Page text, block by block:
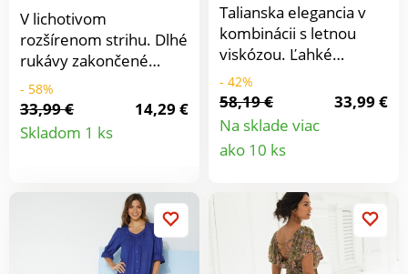
V lichotivom
rozšírenom strihu. Dlhé
rukávy zakončené
širokými manžetami.
Pohodlné s elegantnou
kašmírovou potlačou.
- 58%
33,99 €
14,29 €
Skladom 1 ks
Detail
Talianska elegancia v
kombinácii s letnou
viskózou. Ľahké
košeľové šaty s voľnou
sukňou a krátkymi
rukávmi - ženské a
lichotivé k postave.
Dĺžka cca 109 cm.
- 42%
58,19 €
33,99 €
Na sklade viac
ako 10 ks